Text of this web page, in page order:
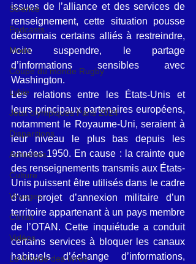
Science
Podcasts
Mode
Coupe du monde Rugby
Lybie
Jeux olympiques Paris 2024
Disparitions
Actualités
Culture
Voyages
Climat
Vidéos
Le Monde des livres
issues de l’alliance et des services de
renseignement, cette situation pousse
désormais certains alliés à restreindre,
voire suspendre, le partage
d’informations sensibles avec
Washington.
Les relations entre les États-Unis et
leurs principaux partenaires européens,
notamment le Royaume-Uni, seraient à
leur niveau le plus bas depuis les
années 1950. En cause : la crainte que
des renseignements transmis aux États-
Unis puissent être utilisés dans le cadre
d’un projet d’annexion militaire d’un
territoire appartenant à un pays membre
de l’OTAN. Cette inquiétude a conduit
certains services à bloquer les canaux
habituels d’échange d’informations,